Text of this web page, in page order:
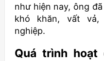
như hiện nay, ông
khó khăn, vất
nghiệp.
Quá trình hoạt